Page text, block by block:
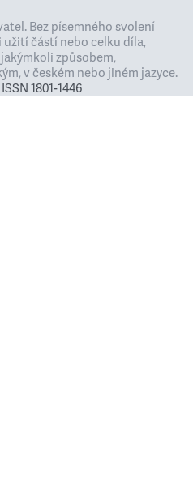
Bez písemného svolení
částí nebo celku díla,
způsobem,
v českém nebo jiném jazyce.
1801-1446